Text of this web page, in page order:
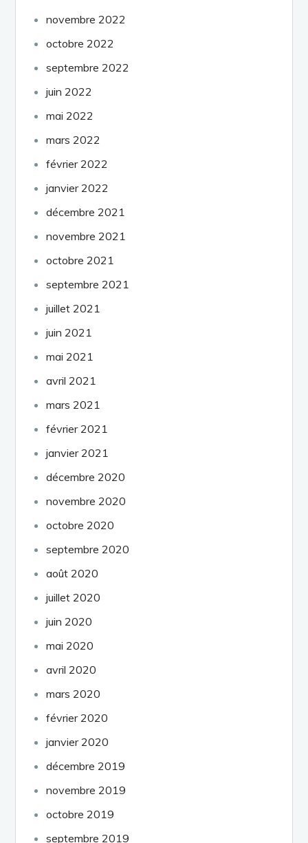
novembre 2022
octobre 2022
septembre 2022
juin 2022
mai 2022
mars 2022
février 2022
janvier 2022
décembre 2021
novembre 2021
octobre 2021
septembre 2021
juillet 2021
juin 2021
mai 2021
avril 2021
mars 2021
février 2021
janvier 2021
décembre 2020
novembre 2020
octobre 2020
septembre 2020
août 2020
juillet 2020
juin 2020
mai 2020
avril 2020
mars 2020
février 2020
janvier 2020
décembre 2019
novembre 2019
octobre 2019
septembre 2019